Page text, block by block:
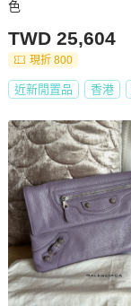
色
TWD 25,604
現折 800
近新閒置品 香港